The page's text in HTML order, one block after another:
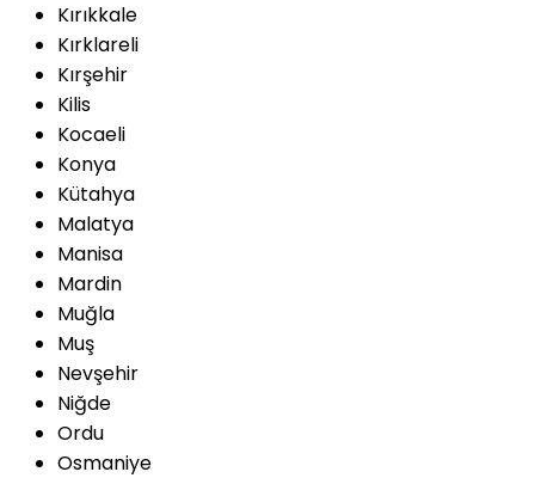
Kırıkkale
Kırklareli
Kırşehir
Kilis
Kocaeli
Konya
Kütahya
Malatya
Manisa
Mardin
Muğla
Muş
Nevşehir
Niğde
Ordu
Osmaniye